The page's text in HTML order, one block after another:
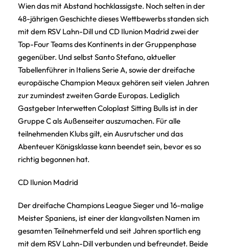
Wien das mit Abstand hochklassigste. Noch selten in der
48-jährigen Geschichte dieses Wettbewerbs standen sich
mit dem RSV Lahn-Dill und CD Ilunion Madrid zwei der
Top-Four Teams des Kontinents in der Gruppenphase
gegenüber. Und selbst Santo Stefano, aktueller
Tabellenführer in Italiens Serie A, sowie der dreifache
europäische Champion Meaux gehören seit vielen Jahren
zur zumindest zweiten Garde Europas. Lediglich
Gastgeber Interwetten Coloplast Sitting Bulls ist in der
Gruppe C als Außenseiter auszumachen. Für alle
teilnehmenden Klubs gilt, ein Ausrutscher und das
Abenteuer Königsklasse kann beendet sein, bevor es so
richtig begonnen hat.
CD Ilunion Madrid
Der dreifache Champions League Sieger und 16-malige
Meister Spaniens, ist einer der klangvollsten Namen im
gesamten Teilnehmerfeld und seit Jahren sportlich eng
mit dem RSV Lahn-Dill verbunden und befreundet. Beide